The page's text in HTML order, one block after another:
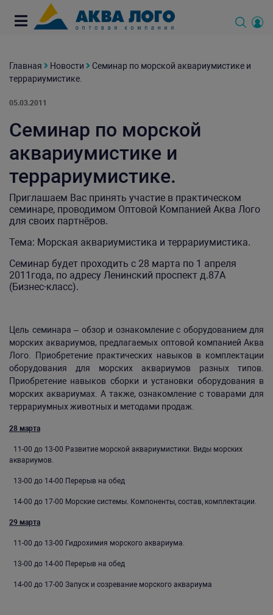
Главная Новости
Семинар по морской аквариумистике и
террариумистике.
05.03.2011
Семинар по морской
аквариумистике и
террариумистике.
Приглашаем Вас принять участие в практическом
семинаре, проводимом Оптовой Компанией Аква Лого
для своих партнёров.
Тема: Морская аквариумистика и террариумистика.
Семинар будет проходить с 28 марта по 1 апреля
2011года, по адресу Ленинский проспект д.87А
(Бизнес-класс).
Цель семинара – обзор и ознакомление с оборудованием для
морских аквариумов, предлагаемых оптовой компанией Аква
Лого. Приобретение практических навыков в комплектации
оборудования для морских аквариумов разных типов.
Приобретение навыков сборки и установки оборудования в
морских аквариумах. А также, ознакомление с товарами для
террариумных животных и методами продаж.
28 марта
11-00 до 13-00 Развитие морской аквариумистики. Виды морских
аквариумов.
13-00 до 14-00 Перерыв на обед
14-00 до 17-00 Морские системы. Компоненты, состав, комплектации.
29 марта
11-00 до 13-00 Гидрохимия морского аквариума.
13-00 до 14-00 Перерыв на обед
14-00 до 17-00 Запуск и созревание морского аквариума